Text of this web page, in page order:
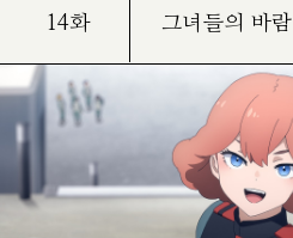
14화 그녀들의 바람